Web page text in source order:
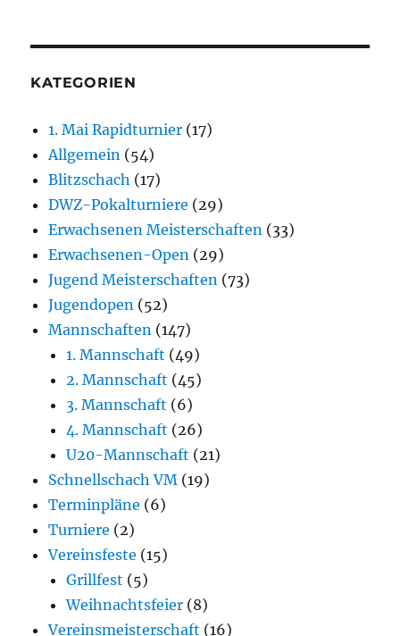
KATEGORIEN
1. Mai Rapidturnier (17)
Allgemein (54)
Blitzschach (17)
DWZ-Pokalturniere (29)
Erwachsenen Meisterschaften (33)
Erwachsenen-Open (29)
Jugend Meisterschaften (73)
Jugendopen (52)
Mannschaften (147)
1. Mannschaft (49)
2. Mannschaft (45)
3. Mannschaft (6)
4. Mannschaft (26)
U20-Mannschaft (21)
Schnellschach VM (19)
Terminpläne (6)
Turniere (2)
Vereinsfeste (15)
Grillfest (5)
Weihnachtsfeier (8)
Vereinsmeisterschaft (16)